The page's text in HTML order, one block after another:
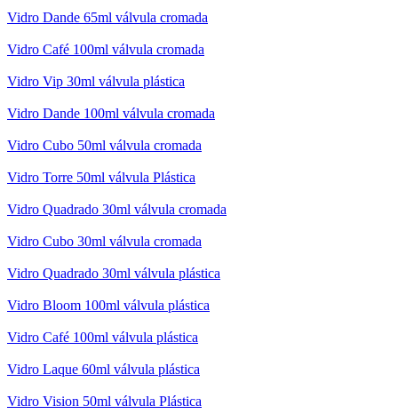
Vidro Dande 65ml válvula cromada
Vidro Café 100ml válvula cromada
Vidro Vip 30ml válvula plástica
Vidro Dande 100ml válvula cromada
Vidro Cubo 50ml válvula cromada
Vidro Torre 50ml válvula Plástica
Vidro Quadrado 30ml válvula cromada
Vidro Cubo 30ml válvula cromada
Vidro Quadrado 30ml válvula plástica
Vidro Bloom 100ml válvula plástica
Vidro Café 100ml válvula plástica
Vidro Laque 60ml válvula plástica
Vidro Vision 50ml válvula Plástica